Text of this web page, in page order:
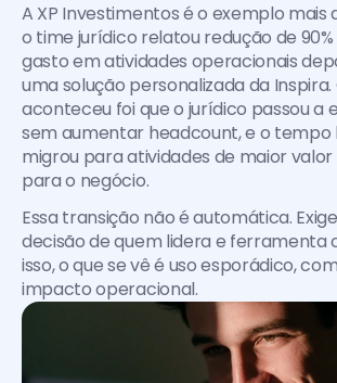
A XP Investimentos é o exemplo mais
o time jurídico relatou redução de
gasto em atividades operacionais
uma solução personalizada da Inspira.
aconteceu foi que o jurídico passou a
sem aumentar headcount, e o tempo
migrou para atividades de maior
para o negócio.
Essa transição não é automática.
decisão de quem lidera e ferramenta
isso, o que se vê é uso esporádico,
impacto operacional.